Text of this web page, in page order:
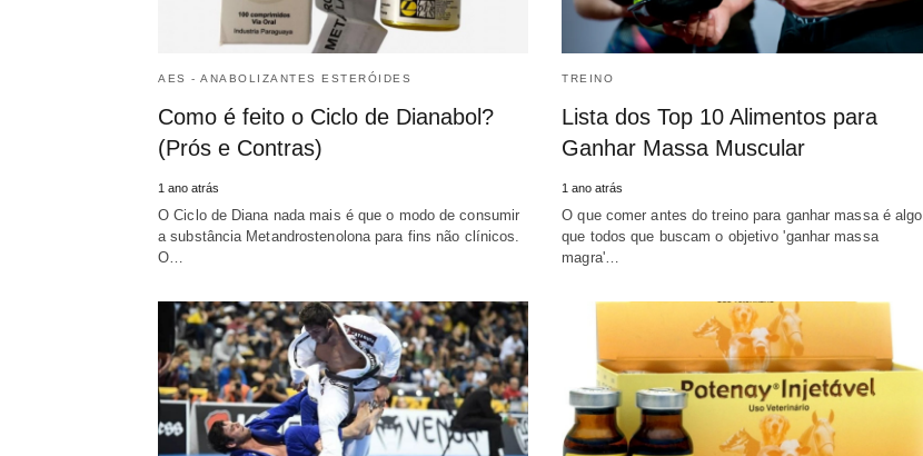
AES - ANABOLIZANTES ESTERÓIDES
Como é feito o Ciclo de Dianabol?
(Prós e Contras)
1 ano atrás
O Ciclo de Diana nada mais é que o modo de consumir
a substância Metandrostenolona para fins não clínicos.
O…
TREINO
Lista dos Top 10 Alimentos para
Ganhar Massa Muscular
1 ano atrás
O que comer antes do treino para ganhar massa é algo
que todos que buscam o objetivo 'ganhar massa
magra'…